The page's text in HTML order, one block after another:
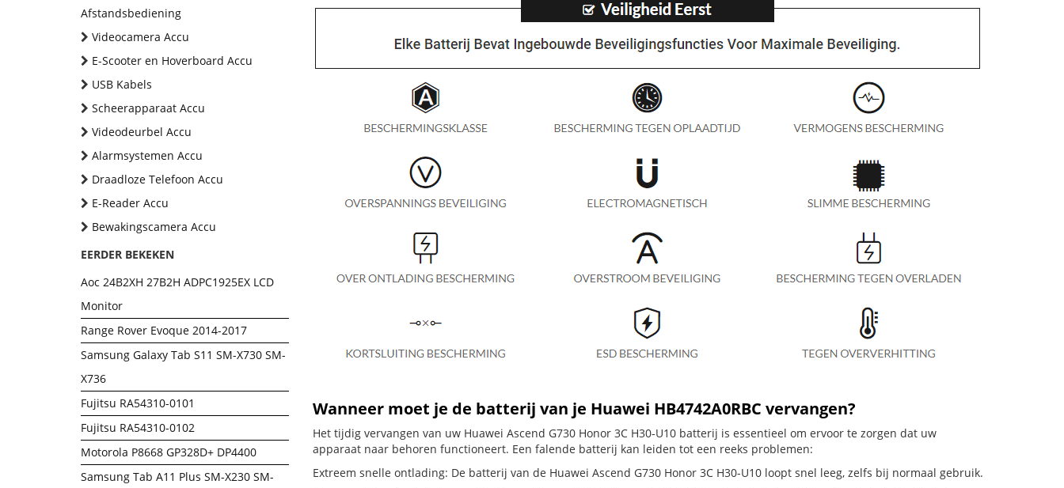
Afstandsbediening
Videocamera Accu
E-Scooter en Hoverboard Accu
USB Kabels
Scheerapparaat Accu
Videodeurbel Accu
Alarmsystemen Accu
Draadloze Telefoon Accu
E-Reader Accu
Bewakingscamera Accu
EERDER BEKEKEN
Aoc 24B2XH 27B2H ADPC1925EX LCD
Monitor
Range Rover Evoque 2014-2017
Samsung Galaxy Tab S11 SM-X730 SM-
X736
Fujitsu RA54310-0101
Fujitsu RA54310-0102
Motorola P8668 GP328D+ DP4400
Samsung Tab A11 Plus SM-X230 SM-
Wanneer moet je de batterij van je Huawei HB4742A0RBC vervangen?
Het tijdig vervangen van uw Huawei Ascend G730 Honor 3C H30-U10 batterij is essentieel om ervoor te zorgen dat uw
apparaat naar behoren functioneert. Een falende batterij kan leiden tot een reeks problemen:
Extreem snelle ontlading: De batterij van de Huawei Ascend G730 Honor 3C H30-U10 loopt snel leeg, zelfs bij normaal gebruik.